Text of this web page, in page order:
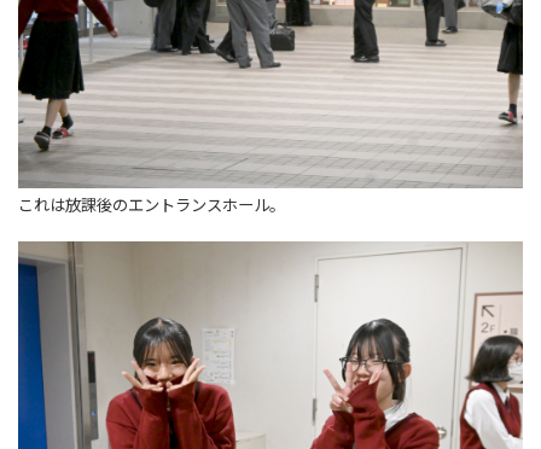
これは放課後のエントランスホール。